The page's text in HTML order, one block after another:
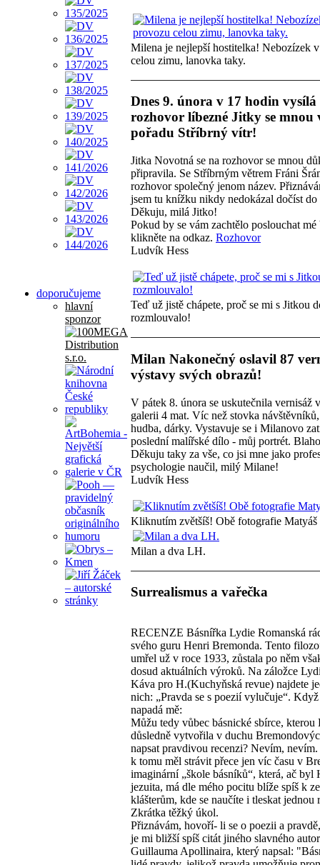
doporučujeme
hlavní
sponzor
Milena je nejlepší hostitelka! Nebozízek
celou zimu, lanovka taky.
Dnes 9. února v 17 hodin
rozhovor líbezné Jitky se mnou
pořadu Stříbrný vítr!
Jitka Novotná se na rozhovor se mnou
připravila. Se Stříbrným větrem Fráni
rozhovor společný jenom název.
jsem tu knížku nikdy nedokázal dočíst do
Děkuju, milá Jitko!
Pokud by se vám zachtělo poslouchat mé
klikněte na odkaz. Rozhovor
Ludvík Hess
Teď už jistě chápete, proč se mi s Jitkou
rozmlouvalo!
Milan Nakonečný oslavil 87
výstavy svých obrazů!
V pátek 8. února se uskutečnila vernisáž
galerii 4 mat. Víc než stovka
hudba, dárky. Vystavuje se i Milanovo
poslední malířské dílo - můj portrét.
Děkuju taky za vše, co jsi mne jako
psychologie naučil, milý Milane!
Ludvík Hess
Kliknutím zvětšíš! Obě fotografie Matyáš
Milan a dva LH.
Surrealismus a vařečka
RECENZE Básnířka Lydie Romanská
svého guru Henri Bremonda. Tento
umřel už v roce 1933, zůstala po něm
dosud aktuálních výroků. Na záložce
Káva pro H.(Kuchyňská revue) najdete
nich: „Pravda se s poezií vylučuje“.
napadá mě:
Můžu tedy vůbec básnické sbírce, kterou
důsledně vytvořila v duchu
napsat pravdivou recenzi? Nevím,
k tomu měl strávit přece jen víc času v
imaginární „škole básníků“, která, ač byl
jezuita, má dle mého pocitu blíže spíš k
klášterům, kde se naučíte i tleskat jednou
Zkrátka těžký úkol.
Přiznávám, hovoří- li se o poezii a
je mi bližší spíš citát jiného slavného
Guillauma Apollinaira, který napsal: